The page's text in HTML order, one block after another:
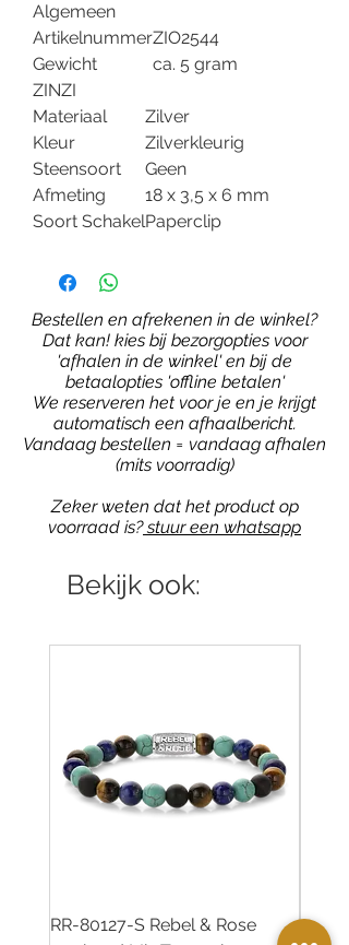
Algemeen
ArtikelnummerZIO2544
Gewicht
ca. 5 gram
ZINZI
Materiaal
Zilver
Kleur
Zilverkleurig
Steensoort
Geen
Afmeting
18 x 3,5 x 6 mm
Soort SchakelPaperclip
Bestellen en afrekenen in de winkel?
Dat kan! kies bij bezorgopties voor
'afhalen in de winkel' en bij de
betaalopties 'offline betalen'
We reserveren het voor je en je krijgt
automatisch een afhaalbericht.
Vandaag bestellen = vandaag afhalen
(mits voorradig)
Zeker weten dat het product op
voorraad is?stuur een whatsapp
Bekijk ook:
RR-80127-S Rebel & Rose
RR-